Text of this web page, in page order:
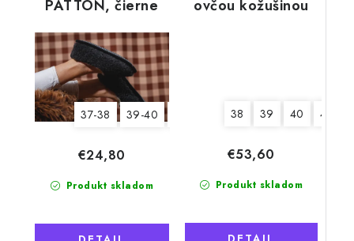
PATTON, čierne
37-38 39-40 45-46
Produkt skladom
€24,80
ovčou kožušinou
38 39 40 41
Produkt skladom
€53,60